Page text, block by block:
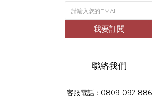
我要訂閱
聯絡我們
客服電話：0809-092-886